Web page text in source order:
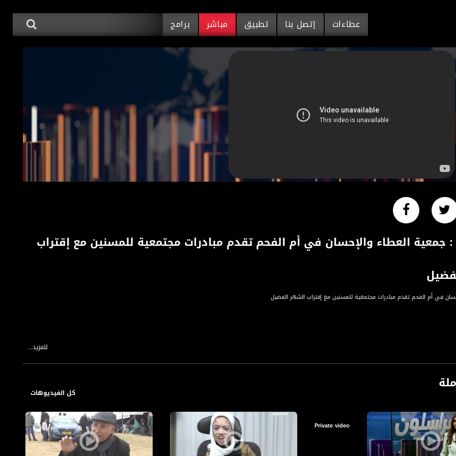
عطاءات إتصل بنا تطبيق مباشر برامج
جمعية العطاء والإحسان في أم الفحم تقدم مبادرات مجتمعية للمسنين مع إقتراب
في أم الفحم تقدم مبادرات مجتمعية للمسنين مع إقتراب الشهر الفضيل
Nilesat at
Nilesat at 7.0
للمزيد...
كل الفيديوهات
Private video